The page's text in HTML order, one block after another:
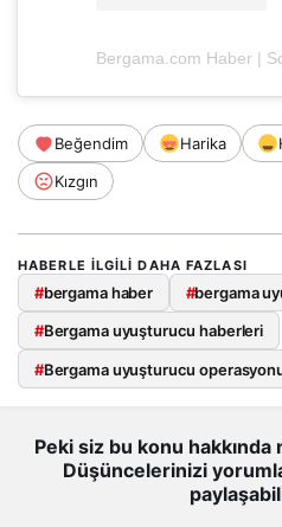
Beğendim Harika
Kızgın
HABERLE ILGILI DAHA FAZLASI
#bergama haber #bergama
#Bergama uyuşturucu haberleri
#Bergama uyuşturucu
Peki siz bu konu
Düşüncelerinizi